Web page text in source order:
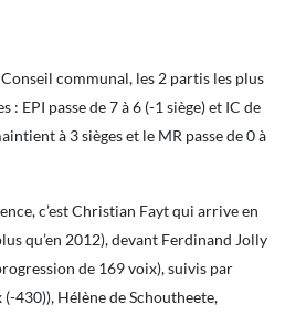
communal, les 2 partis les plus
: EPI passe de 7 à 6 (-1 siège) et IC de
à 3 sièges et le MR passe de 0 à
c’est Christian Fayt qui arrive en
qu’en 2012), devant Ferdinand Jolly
de 169 voix), suivis par
430)), Hélène de Schoutheete,